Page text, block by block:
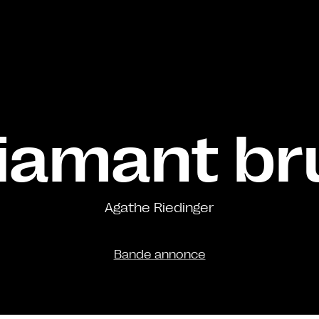
Agathe Riedinger
Bande annonce